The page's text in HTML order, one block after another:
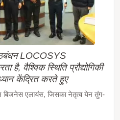
LOCOSYS
है, वैश्विक स्थिति प्रौद्योगिकी
केंद्रित करते हुए
बिजनेस एलायंस, जिसका नेतृत्व येन तुंग-